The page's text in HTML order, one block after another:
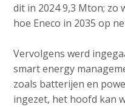
dit in 2024 9,3 Mton;
hoe Eneco in 2035 op
Vervolgens werd
smart energy
zoals batterijen en
ingezet, het hoofd kan